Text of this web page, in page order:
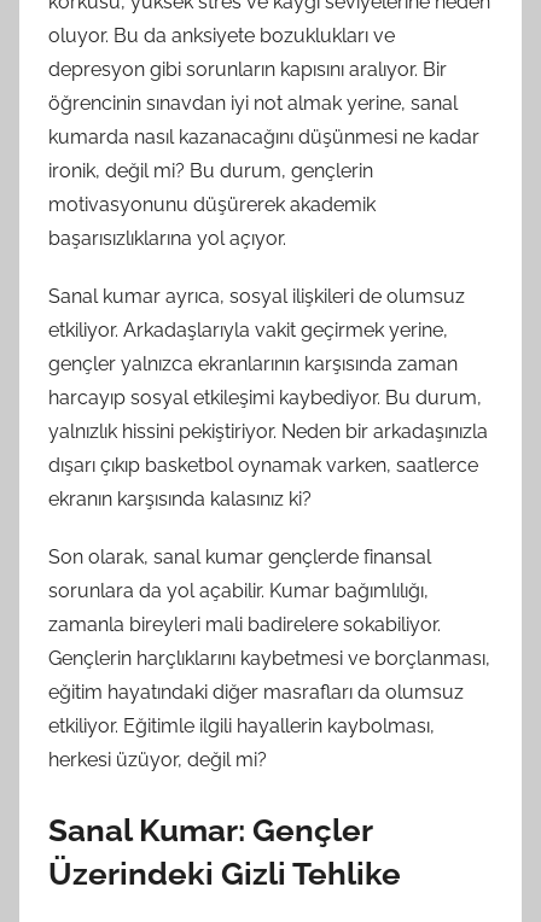
oluyor. Bu da anksiyete bozuklukları ve
depresyon gibi sorunların kapısını aralıyor. Bir
öğrencinin sınavdan iyi not almak yerine, sanal
kumarda nasıl kazanacağını düşünmesi ne kadar
ironik, değil mi? Bu durum, gençlerin
motivasyonunu düşürerek akademik
başarısızlıklarına yol açıyor.
Sanal kumar ayrıca, sosyal ilişkileri de olumsuz
etkiliyor. Arkadaşlarıyla vakit geçirmek yerine,
gençler yalnızca ekranlarının karşısında zaman
harcayıp sosyal etkileşimi kaybediyor. Bu durum,
yalnızlık hissini pekiştiriyor. Neden bir arkadaşınızla
dışarı çıkıp basketbol oynamak varken, saatlerce
ekranın karşısında kalasınız ki?
Son olarak, sanal kumar gençlerde finansal
sorunlara da yol açabilir. Kumar bağımlılığı,
zamanla bireyleri mali badirelere sokabiliyor.
Gençlerin harçlıklarını kaybetmesi ve borçlanması,
eğitim hayatındaki diğer masrafları da olumsuz
etkiliyor. Eğitimle ilgili hayallerin kaybolması,
herkesi üzüyor, değil mi?
Sanal Kumar: Gençler
Üzerindeki Gizli Tehlike